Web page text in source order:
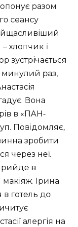
разом
сеансу
хлопчик і
зустрічається
минулий раз,
Вона
в «ПАН-
Повідомляє,
зробити
через неї.
в
Ірина
в готель до
алергія на